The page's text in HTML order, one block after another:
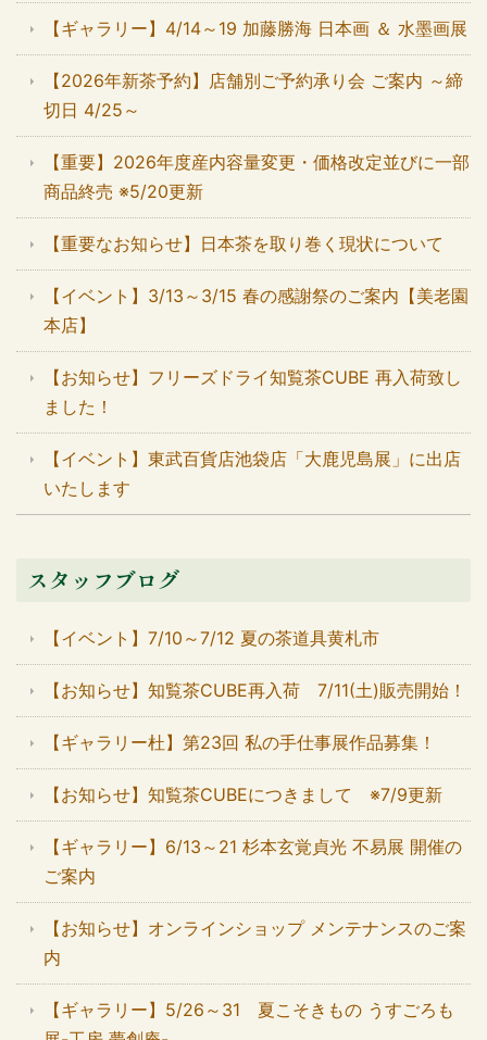
【ギャラリー】4/14～19 加藤勝海 日本画 ＆ 水墨画展
【2026年新茶予約】店舗別ご予約承り会 ご案内 ～締
切日 4/25～
【重要】2026年度産内容量変更・価格改定並びに一部
商品終売 ※5/20更新
【重要なお知らせ】日本茶を取り巻く現状について
【イベント】3/13～3/15 春の感謝祭のご案内【美老園
本店】
【お知らせ】フリーズドライ知覧茶CUBE 再入荷致し
ました！
【イベント】東武百貨店池袋店「大鹿児島展」に出店
いたします
スタッフブログ
【イベント】7/10～7/12 夏の茶道具黄札市
【お知らせ】知覧茶CUBE再入荷 7/11(土)販売開始！
【ギャラリー杜】第23回 私の手仕事展作品募集！
【お知らせ】知覧茶CUBEにつきまして ※7/9更新
【ギャラリー】6/13～21 杉本玄覚貞光 不易展 開催の
ご案内
【お知らせ】オンラインショップ メンテナンスのご案
内
【ギャラリー】5/26～31 夏こそきもの うすごろも